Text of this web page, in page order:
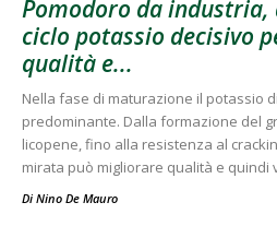
Pomodoro da industria,
ciclo potassio decisivo
qualità e...
Nella fase di maturazione il potassio
predominante. Dalla formazione del
licopene, fino alla resistenza al
mirata può migliorare qualità e
Di Nino De Mauro